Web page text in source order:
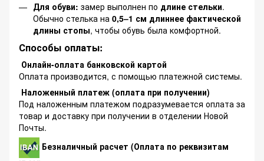
Для обуви: замер выполнен по длине стельки.
Обычно стелька на 0,5–1 см длиннее фактической
длины стопы, чтобы обувь была комфортной.
Способы оплаты:
Онлайн-оплата банковской картой
Оплата производится, с помощью платежной системы.
Наложенный платеж (оплата при получении)
Под наложенным платежом подразумевается оплата за
товар и доставку при получении в отделении Новой
Почты.
Безналичный расчет (Оплата по реквизитам